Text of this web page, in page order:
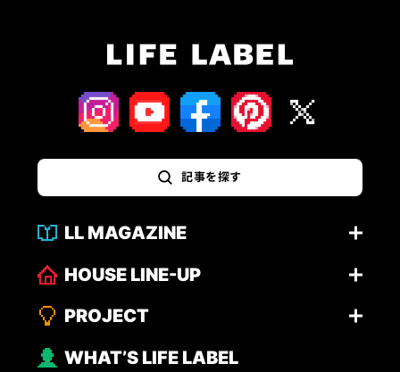
記事を探す
LL MAGAZINE
HOUSE LINE-UP
PROJECT
WHAT’S LIFE LABEL